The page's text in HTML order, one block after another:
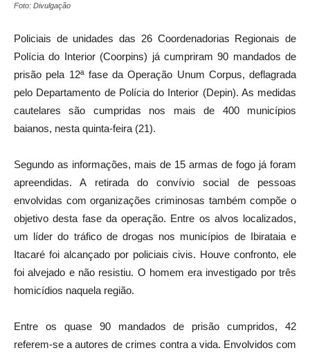
Foto: Divulgação
Policiais de unidades das 26 Coordenadorias Regionais de
Polícia do Interior (Coorpins) já cumpriram 90 mandados de
prisão pela 12ª fase da Operação Unum Corpus, deflagrada
pelo Departamento de Polícia do Interior (Depin). As medidas
cautelares são cumpridas nos mais de 400 municípios
baianos, nesta quinta-feira (21).
Segundo as informações, mais de 15 armas de fogo já foram
apreendidas. A retirada do convívio social de pessoas
envolvidas com organizações criminosas também compõe o
objetivo desta fase da operação. Entre os alvos localizados,
um líder do tráfico de drogas nos municípios de Ibirataia e
Itacaré foi alcançado por policiais civis. Houve confronto, ele
foi alvejado e não resistiu. O homem era investigado por três
homicídios naquela região.
Entre os quase 90 mandados de prisão cumpridos, 42
referem-se a autores de crimes contra a vida. Envolvidos com